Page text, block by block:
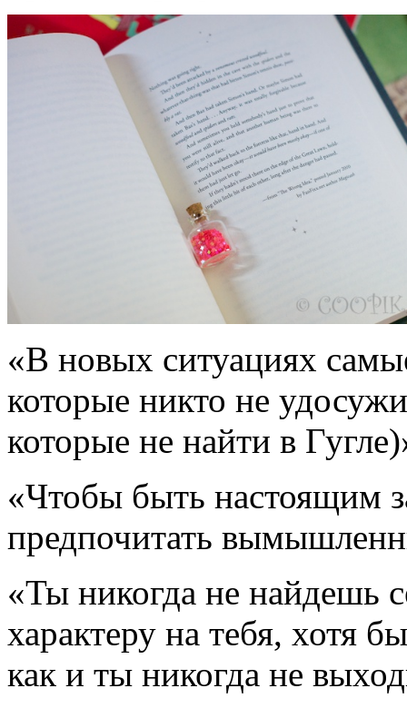
«В новых ситуациях
которые никто не
которые не найти в
«Чтобы быть настоящим
предпочитать
«Ты никогда не найдешь
характеру на тебя, хотя
как и ты никогда не